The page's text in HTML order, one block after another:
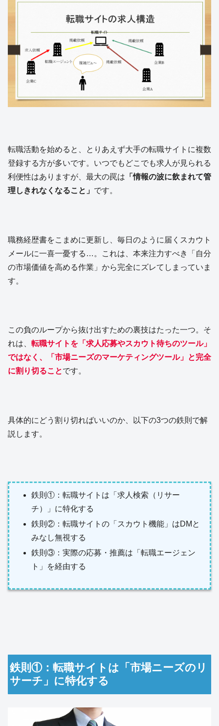
転職活動を始めると、とりあえず大手の転職サイトに複数
登録する方が多いです。いつでもどこでも求人が見られる
利便性はありますが、最大の罠は 「情報の波に飲まれて管
理しきれなくなること」 です。
職務経歴書をこまめに更新し、毎日のように届くスカウト
メールに一喜一憂する…。これは、本来注力すべき「自分
の市場価値を高める作業」から完全にズレてしまっていま
す。
この負のループから抜け出すための裏技はたった一つ。そ
れは、 転職サイトを「求人応募やスカウト待ちのツール」
ではなく、「市場ニーズのマーケティングツール」と完全
に割り切ることです。
具体的にどう割り切ればいいのか、以下の3つの鉄則で解
説します。
鉄則①：転職サイトは「求人検索（リサー
チ）」に特化する
鉄則②：転職サイトの「スカウト機能」はDMと
みなし無視する
鉄則③：実際の応募・推薦は「転職エージェン
ト」を経由する
鉄則①：転職サイトは「市場ニーズのリ
サーチ」に特化する